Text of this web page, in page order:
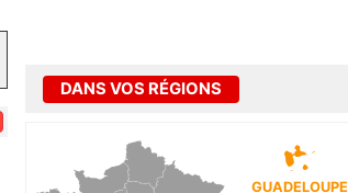
DANS VOS RÉGIONS
GUADELOUPE